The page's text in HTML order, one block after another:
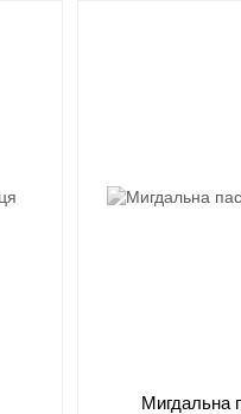
Мигдальна